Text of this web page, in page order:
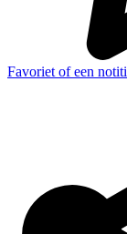
Favoriet of een